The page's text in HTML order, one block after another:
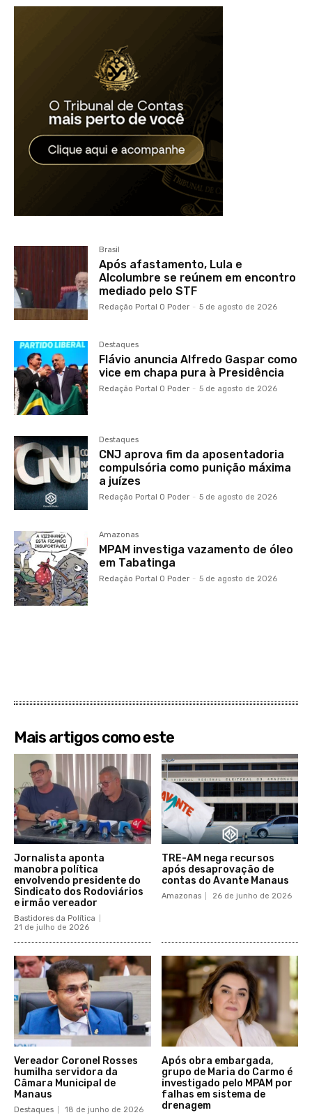
Brasil
Após afastamento, Lula e
Alcolumbre se reúnem em encontro
mediado pelo STF
Redação Portal O Poder - 5 de agosto de 2026
Destaques
Flávio anuncia Alfredo Gaspar como
vice em chapa pura à Presidência
Redação Portal O Poder - 5 de agosto de 2026
Destaques
CNJ aprova fim da aposentadoria
compulsória como punição máxima
a juízes
Redação Portal O Poder - 5 de agosto de 2026
Amazonas
MPAM investiga vazamento de óleo
em Tabatinga
Redação Portal O Poder - 5 de agosto de 2026
Mais artigos como este
Jornalista aponta
manobra política
envolvendo presidente do
Sindicato dos Rodoviários
e irmão vereador
Bastidores da Política
21 de julho de 2026
TRE-AM nega recursos
após desaprovação de
contas do Avante Manaus
Amazonas 26 de junho de 2026
Vereador Coronel Rosses
humilha servidora da
Câmara Municipal de
Manaus
Destaques 18 de junho de 2026
Após obra embargada,
grupo de Maria do Carmo é
investigado pelo MPAM por
falhas em sistema de
drenagem